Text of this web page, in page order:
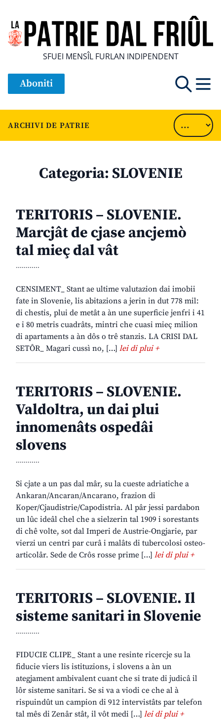
SFUEI MENSÎL FURLAN INDIPENDENT
Aboniti
ARCHIVI DE PATRIE
Categoria: SLOVENIE
TERITORIS – SLOVENIE.
Marcjât de cjase ancjemò
tal mieç dal vât
............
CENSIMENT_ Stant ae ultime valutazion dai imobii
fate in Slovenie, lis abitazions a jerin in dut 778 mil:
di chestis, plui de metât a àn une superficie jenfri i 41
e i 80 metris cuadrâts, mintri che cuasi mieç milion
di apartaments a àn dôs o trê stanzis. LA CRISI DAL
SETÔR_ Magari cussì no, […] lei di plui +
TERITORIS – SLOVENIE.
Valdoltra, un dai plui
innomenâts ospedâi
slovens
............
Si cjate a un pas dal mâr, su la cueste adriatiche a
Ankaran/Ancaran/Ancarano, frazion di
Koper/Cjaudistrie/Capodistria. Al pâr jessi pardabon
un lûc ideâl chel che a sielzerin tal 1909 i sorestants
di chê volte, sot dal Imperi de Austrie-Ongjarie, par
vierzi un centri par curâ i malâts di tubercolosi osteo-
articolâr. Sede de Crôs rosse prime […] lei di plui +
TERITORIS – SLOVENIE. Il
sisteme sanitari in Slovenie
............
FIDUCIE CLIPE_ Stant a une resinte ricercje su la
fiducie viers lis istituzions, i slovens a àn un
ategjament ambivalent cuant che si trate di judicâ il
lôr sisteme sanitari. Se si va a viodi ce che al à
rispuindût un campion di 912 intervistâts par telefon
tal mês di Zenâr stât, il vôt medi […] lei di plui +